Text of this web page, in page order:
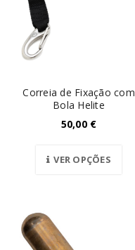
Correia de Fixação com
Bola Helite
50,00 €
VER OPÇÕES